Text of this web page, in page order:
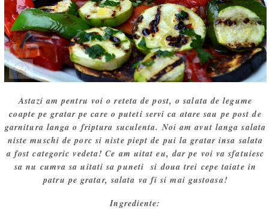
Astazi am pentru voi o reteta de post, o salata de legume
coapte pe gratar pe care o puteti servi ca atare sau pe post de
garnitura langa o friptura suculenta. Noi am avut langa salata
niste muschi de porc si niste piept de pui la gratar insa salata
a fost categoric vedeta! Ce am uitat eu, dar pe voi va sfatuiesc
sa nu cumva sa uitati sa puneti si doua trei cepe taiate in
patru pe gratar, salata va fi si mai gustoasa!
Ingrediente: